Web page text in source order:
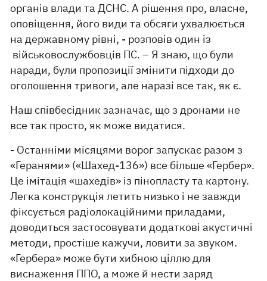
органів влади та ДСНС. А рішення про, власне,
оповіщення, його види та обсяги ухвалюється
на державному рівні, - розповів один із
військовослужбовців ПС. – Я знаю, що були
наради, були пропозиції змінити підходи до
оголошення тривоги, але наразі все так, як є.
Наш співбесідник зазначає, що з дронами не
все так просто, як може видатися.
- Останніми місяцями ворог запускає разом з
«Геранями» («Шахед-136») все більше «Гербер».
Це імітація «шахедів» із пінопласту та картону.
Легка конструкція летить низько і не завжди
фіксується радіолокаційними приладами,
доводиться застосовувати додаткові акустичні
методи, простіше кажучи, ловити за звуком.
«Гербера» може бути хибною ціллю для
виснаження ППО, а може й нести заряд